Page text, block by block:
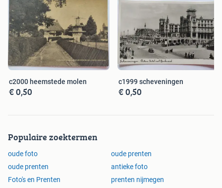
c2000 heemstede molen
€ 0,50
c1999 scheveningen
€ 0,50
Populaire zoektermen
oude foto
oude prenten
oude prenten
antieke foto
Foto's en Prenten
prenten nijmegen